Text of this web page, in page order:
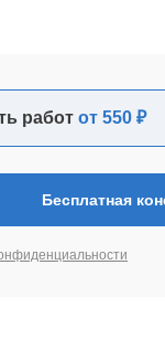
работ от 550 ₽
Бесплатная